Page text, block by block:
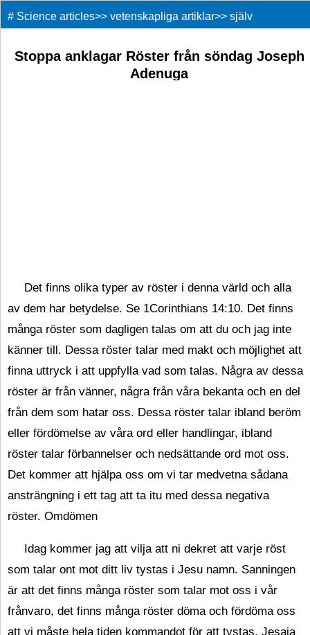
# Science articles>> vetenskapliga artiklar>> själv
Stoppa anklagar Röster från söndag Joseph
Adenuga
Det finns olika typer av röster i denna värld och alla
av dem har betydelse. Se 1Corinthians 14:10. Det finns
många röster som dagligen talas om att du och jag inte
känner till. Dessa röster talar med makt och möjlighet att
finna uttryck i att uppfylla vad som talas. Några av dessa
röster är från vänner, några från våra bekanta och en del
från dem som hatar oss. Dessa röster talar ibland beröm
eller fördömelse av våra ord eller handlingar, ibland
röster talar förbannelser och nedsättande ord mot oss.
Det kommer att hjälpa oss om vi tar medvetna sådana
ansträngning i ett tag att ta itu med dessa negativa
röster. Omdömen
Idag kommer jag att vilja att ni dekret att varje röst
som talar ont mot ditt liv tystas i Jesu namn. Sanningen
är att det finns många röster som talar mot oss i vår
frånvaro, det finns många röster döma och fördöma oss
att vi måste hela tiden kommandot för att tystas. Jesaja